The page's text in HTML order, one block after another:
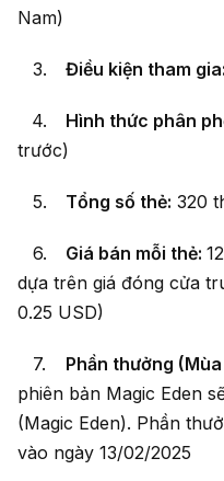
Nam)
Điều kiện tham gia:
Hình thức phân
trước)
Tổng số thẻ: 320
Giá bán mỗi thẻ:
dựa trên giá đóng cửa
0.25 USD)
Phần thưởng (Mùa
phiên bản Magic Eden
(Magic Eden). Phần
vào ngày 13/02/2025